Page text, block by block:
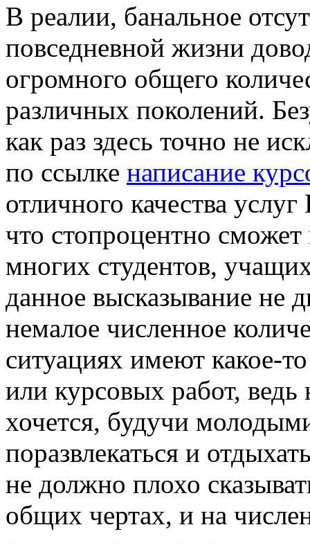
В реалии, банальное
повседневной жизни
огромного общего
различных поколений.
как раз здесь точно не
по ссылке написание
отличного качества
что стопроцентно сможет
многих студентов,
данное высказывание не
немалое численное
ситуациях имеют какое-
или курсовых работ, ведь
хочется, будучи
поразвлекаться и
не должно плохо
общих чертах, и на